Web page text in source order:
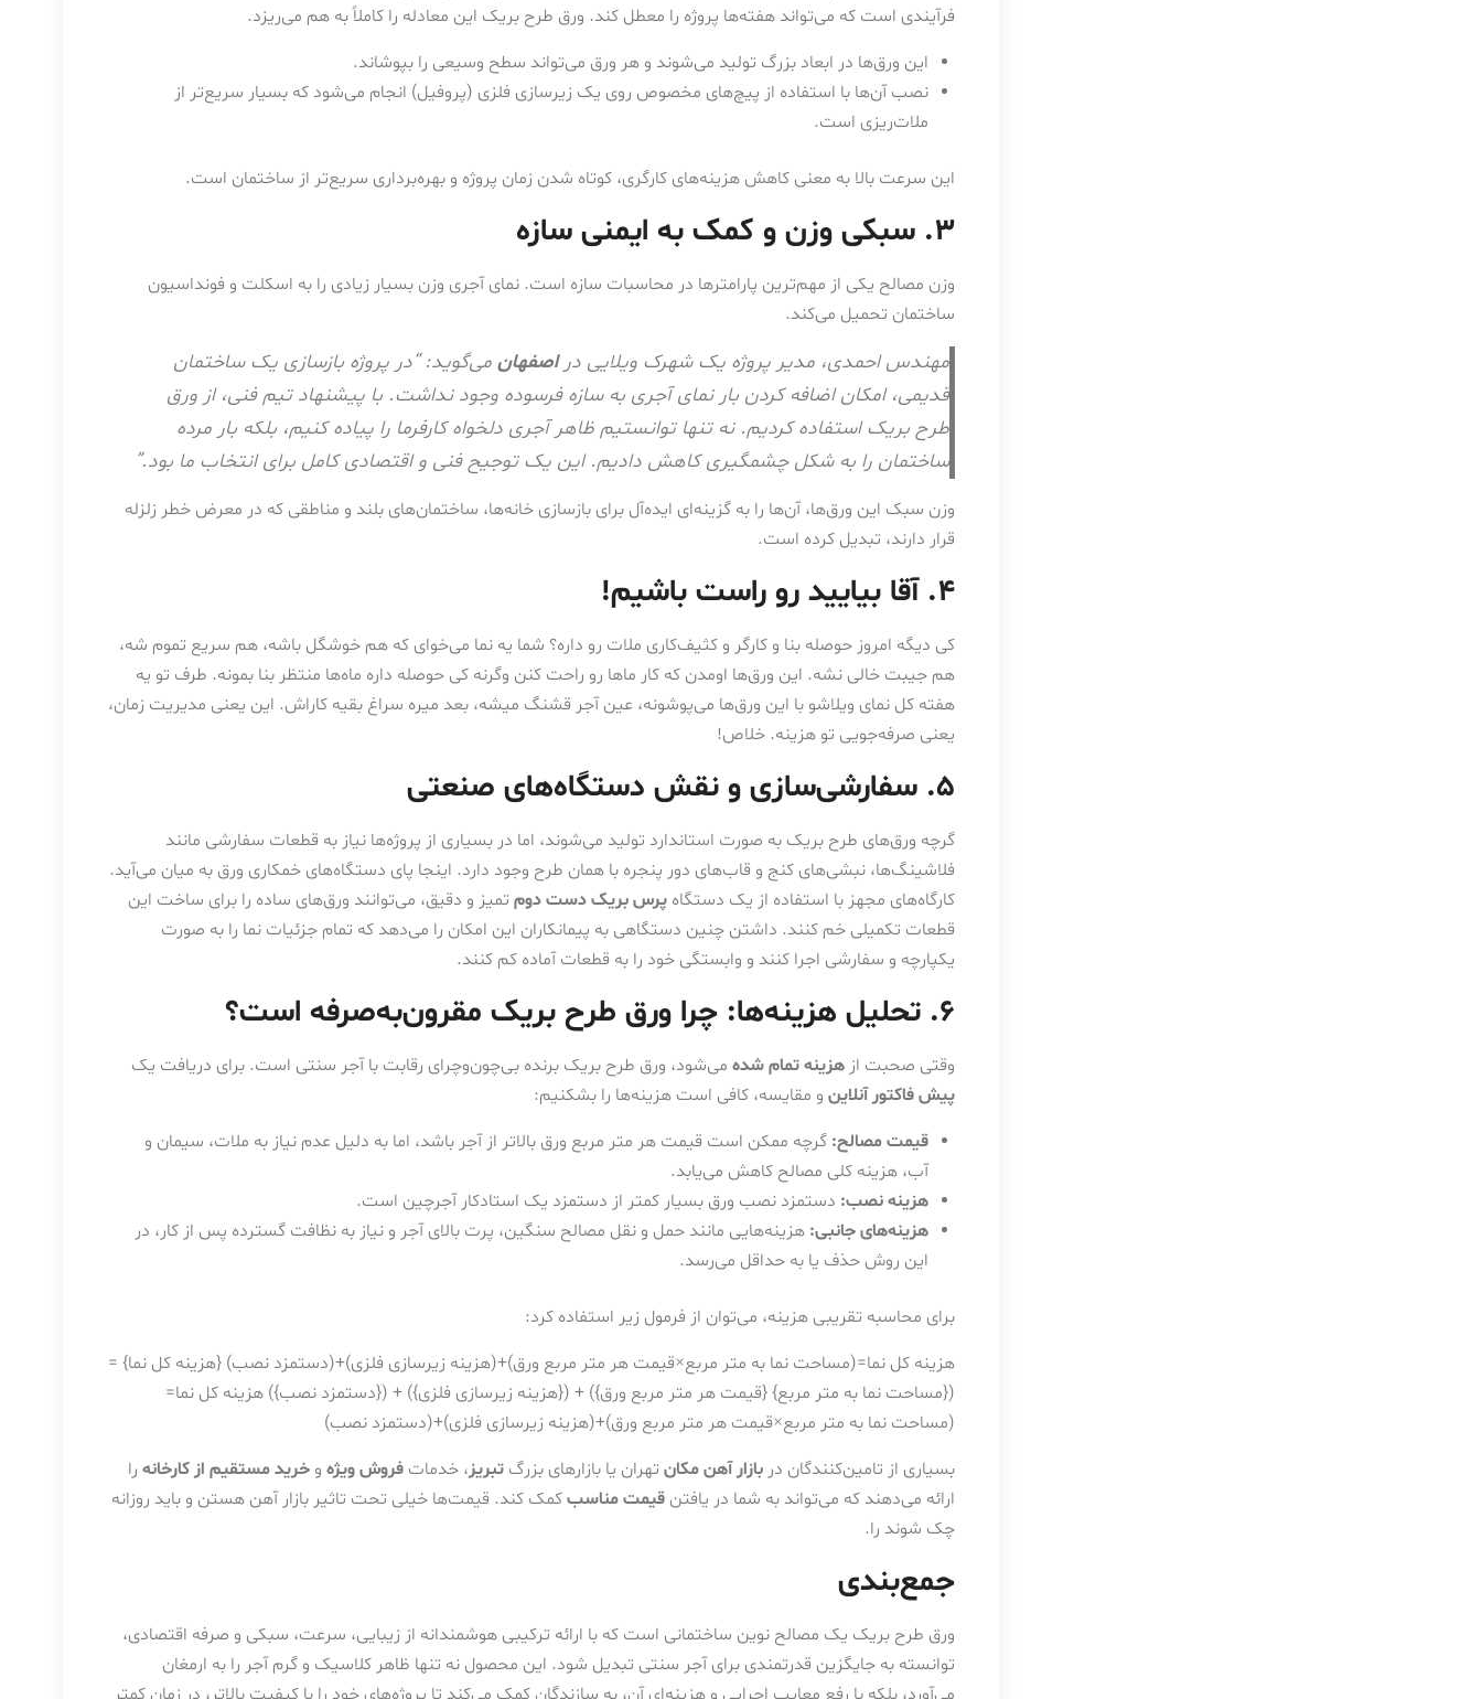
فرآیندی است که می‌تواند هفته‌ها پروژه را معطل کند. ورق طرح بریک این معادله را کاملاً به هم می‌ریزد.
این ورق‌ها در ابعاد بزرگ تولید می‌شوند و هر ورق می‌تواند سطح وسیعی را بپوشاند.
نصب آن‌ها با استفاده از پیچ‌های مخصوص روی یک زیرسازی فلزی (پروفیل) انجام می‌شود که بسیار سریع‌تر از
ملات‌ریزی است.
این سرعت بالا به معنی کاهش هزینه‌های کارگری، کوتاه شدن زمان پروژه و بهره‌برداری سریع‌تر از ساختمان است.
۳. سبکی وزن و کمک به ایمنی سازه
وزن مصالح یکی از مهم‌ترین پارامترها در محاسبات سازه است. نمای آجری وزن بسیار زیادی را به اسکلت و فونداسیون
ساختمان تحمیل می‌کند.
مهندس احمدی، مدیر پروژه یک شهرک ویلایی دراصفهان می‌گوید: “در پروژه بازسازی یک ساختمان
قدیمی، امکان اضافه کردن بار نمای آجری به سازه فرسوده وجود نداشت. با پیشنهاد تیم فنی، از ورق
طرح بریک استفاده کردیم. نه تنها توانستیم ظاهر آجری دلخواه کارفرما را پیاده کنیم، بلکه بار مرده
ساختمان را به شکل چشمگیری کاهش دادیم. این یک توجیح فنی و اقتصادی کامل برای انتخاب ما بود.”
وزن سبک این ورق‌ها، آن‌ها را به گزینه‌ای ایده‌آل برای بازسازی خانه‌ها، ساختمان‌های بلند و مناطقی که در معرض خطر زلزله
قرار دارند، تبدیل کرده است.
۴. آقا بیایید رو راست باشیم!
کی دیگه امروز حوصله بنا و کارگر و کثیف‌کاری ملات رو داره؟ شما یه نما می‌خوای که هم خوشگل باشه، هم سریع تموم شه،
هم جیبت خالی نشه. این ورق‌ها اومدن که کار ماها رو راحت کنن وگرنه کی حوصله داره ماه‌ها منتظر بنا بمونه. طرف تو یه
هفته کل نمای ویلاشو با این ورق‌ها می‌پوشونه، عین آجر قشنگ میشه، بعد میره سراغ بقیه کاراش. این یعنی مدیریت زمان،
یعنی صرفه‌جویی تو هزینه. خلاص!
۵. سفارشی‌سازی و نقش دستگاه‌های صنعتی
گرچه ورق‌های طرح بریک به صورت استاندارد تولید می‌شوند، اما در بسیاری از پروژه‌ها نیاز به قطعات سفارشی مانند
فلاشینگ‌ها، نبشی‌های کنج و قاب‌های دور پنجره با همان طرح وجود دارد. اینجا پای دستگاه‌های خمکاری ورق به میان می‌آید.
کارگاه‌های مجهز با استفاده از یک دستگاه پرس بریک دست دوم تمیز و دقیق، می‌توانند ورق‌های ساده را برای ساخت این
قطعات تکمیلی خم کنند. داشتن چنین دستگاهی به پیمانکاران این امکان را می‌دهد که تمام جزئیات نما را به صورت
یکپارچه و سفارشی اجرا کنند و وابستگی خود را به قطعات آماده کم کنند.
۶. تحلیل هزینه‌ها: چرا ورق طرح بریک مقرون‌به‌صرفه است؟
وقتی صحبت از هزینه تمام شده می‌شود، ورق طرح بریک برنده بی‌چون‌وچرای رقابت با آجر سنتی است. برای دریافت یک
پیش فاکتور آنلاین و مقایسه، کافی است هزینه‌ها را بشکنیم:
قیمت مصالح: گرچه ممکن است قیمت هر متر مربع ورق بالاتر از آجر باشد، اما به دلیل عدم نیاز به ملات، سیمان و
آب، هزینه کلی مصالح کاهش می‌یابد.
هزینه نصب: دستمزد نصب ورق بسیار کمتر از دستمزد یک استادکار آجرچین است.
هزینه‌های جانبی: هزینه‌هایی مانند حمل و نقل مصالح سنگین، پرت بالای آجر و نیاز به نظافت گسترده پس از کار، در
این روش حذف یا به حداقل می‌رسد.
برای محاسبه تقریبی هزینه، می‌توان از فرمول زیر استفاده کرد:
هزینه کل نما=(مساحت نما به متر مربع×قیمت هر متر مربع ورق)+(هزینه زیرسازی فلزی)+(دستمزد نصب) {هزینه کل نما} =
({مساحت نما به متر مربع} {قیمت هر متر مربع ورق}) + ({هزینه زیرسازی فلزی}) + ({دستمزد نصب}) هزینه کل نما=
(مساحت نما به متر مربع×قیمت هر متر مربع ورق)
+
(هزینه زیرسازی فلزی)
+
(دستمزد نصب)
بسیاری از تامین‌کنندگان در بازار آهن مکان تهران یا بازارهای بزرگ تبریز، خدمات فروش ویژه و خرید مستقیم از کارخانه را
ارائه می‌دهند که می‌تواند به شما در یافتن قیمت مناسبکمک کند. قیمت‌ها خیلی تحت تاثیر بازار آهن هستن و باید روزانه
چک شوند را.
جمع‌بندی
ورق طرح بریک یک مصالح نوین ساختمانی است که با ارائه ترکیبی هوشمندانه از زیبایی، سرعت، سبکی و صرفه اقتصادی،
توانسته به جایگزین قدرتمندی برای آجر سنتی تبدیل شود. این محصول نه تنها ظاهر کلاسیک و گرم آجر را به ارمغان